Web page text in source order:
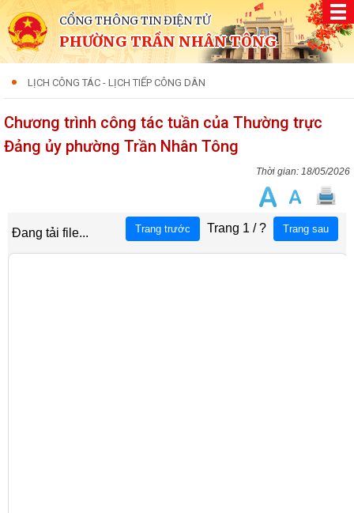
CỔNG THÔNG TIN ĐIỆN TỬ
PHƯỜNG TRẦN NHÂN TÔNG
LỊCH CÔNG TÁC - LỊCH TIẾP CÔNG DÂN
Chương trình công tác tuần của Thường trực
Đảng ủy phường Trần Nhân Tông
18/05/2026